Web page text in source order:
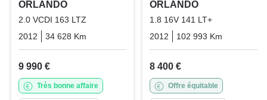
ORLANDO
2.0 VCDI 163 LTZ
2012
34 628 Km Diesel
9 990 €
Très bonne affaire
ORLANDO
1.8 16V 141 LT+
2012
102 993 Km
8 400 €
Offre équitable